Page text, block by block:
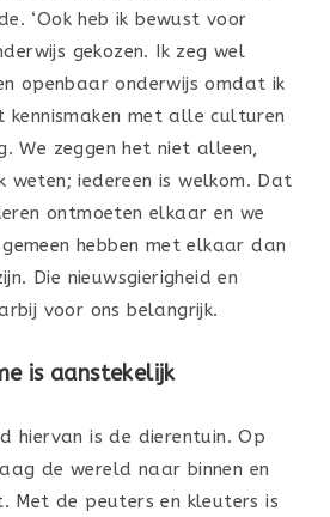
‘Ook heb ik bewust voor
gekozen. Ik zeg wel
openbaar onderwijs omdat ik
met alle culturen
We zeggen het niet alleen,
iedereen is welkom. Dat
ontmoeten elkaar en we
hebben met elkaar dan
Die nieuwsgierigheid en
voor ons belangrijk.
is aanstekelijk
hiervan is de dierentuin. Op
de wereld naar binnen en
Met de peuters en kleuters is